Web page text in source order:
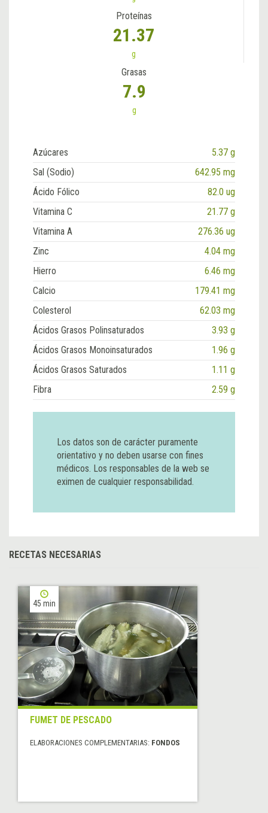
Proteínas
21.37
g
Grasas
7.9
g
Azúcares
5.37 g
Sal (Sodio)
642.95 mg
Ácido Fólico
82.0 ug
Vitamina C
21.77 g
Vitamina A
276.36 ug
Zinc
4.04 mg
Hierro
6.46 mg
Calcio
179.41 mg
Colesterol
62.03 mg
Ácidos Grasos Polinsaturados
3.93 g
Ácidos Grasos Monoinsaturados
1.96 g
Ácidos Grasos Saturados
1.11 g
Fibra
2.59 g
Los datos son de carácter puramente
orientativo y no deben usarse con fines
médicos. Los responsables de la web se
eximen de cualquier responsabilidad.
RECETAS NECESARIAS
45 min
FUMET DE PESCADO
ELABORACIONES COMPLEMENTARIAS: FONDOS